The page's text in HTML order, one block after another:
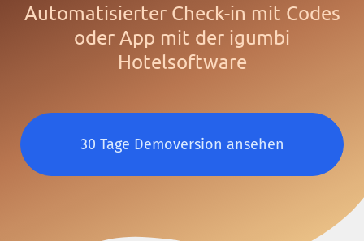
Automatisierter Check-in mit Codes
oder App mit der igumbi
Hotelsoftware
30 Tage Demoversion ansehen